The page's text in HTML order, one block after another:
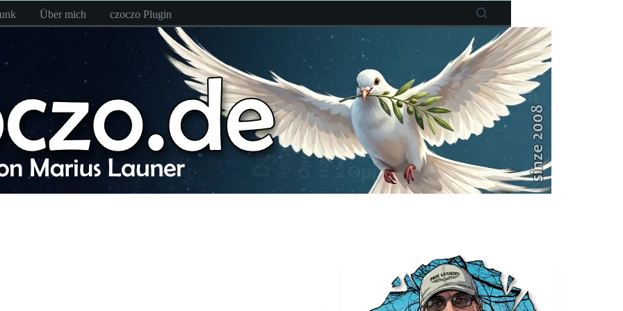
Über mich czoczo Plugin